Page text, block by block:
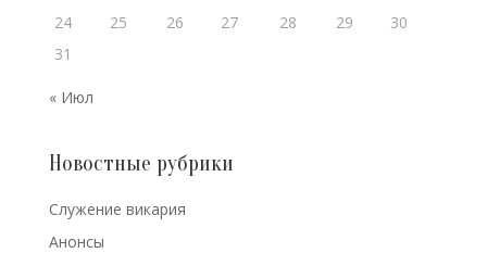
24
25 26 27 28 29
30
31
« Июл
Новостные рубрики
Cлужение викария
Анонсы